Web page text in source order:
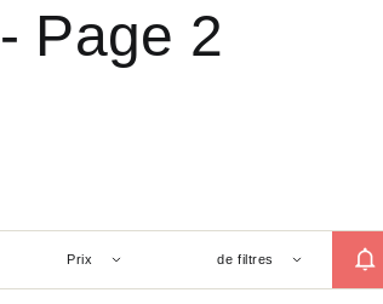
- Page 2
Prix de filtres